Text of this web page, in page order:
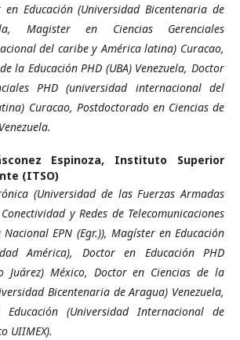
Educación (Universidad Bicentenaria de
Magister en Ciencias Gerenciales
del caribe y América latina) Curacao,
la Educación PHD (UBA) Venezuela, Doctor
PHD (universidad internacional del
Curacao, Postdoctorado en Ciencias de
Espinoza, Instituto Superior
(ITSO)
(Universidad de las Fuerzas Armadas
y Redes de Telecomunicaciones
Nacional EPN (Egr.)), Magíster en Educación
América), Doctor en Educación PHD
Juárez) México, Doctor en Ciencias de la
Bicentenaria de Aragua) Venezuela,
Educación (Universidad Internacional de
UIIMEX).